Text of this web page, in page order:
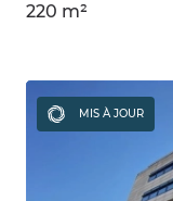
220 m²
MIS À JOUR